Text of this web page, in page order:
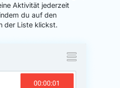
Aktivität jederzeit
du auf den
der Liste klickst.